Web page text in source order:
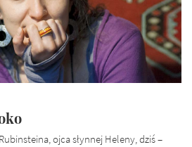
ojca słynnej Heleny, dziś –